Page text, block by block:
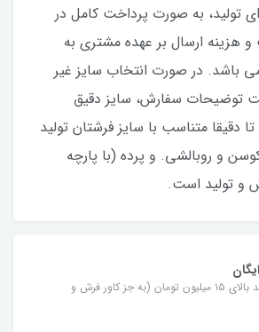
تولید، به صورت پرداخت کامل در
هزینه ارسال بر عهده مشتری به
باشد. در صورت انتخاب سایز غیر
توضیحات سفارش، سایز دقیق
دقیقا متناسب با سایز فرشتان تولید
و روبالشی. و پرده (با پارچه
و تولید است.
برای خرید بالای ۱۵ میلیون تومان (به جز کاور فرش و